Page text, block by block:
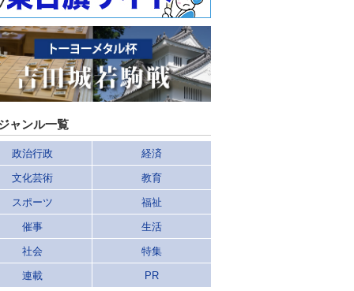
ャンル一覧
政治行政 経済
文化芸術 教育
スポーツ 福祉
催事 生活
社会 特集
連載 PR